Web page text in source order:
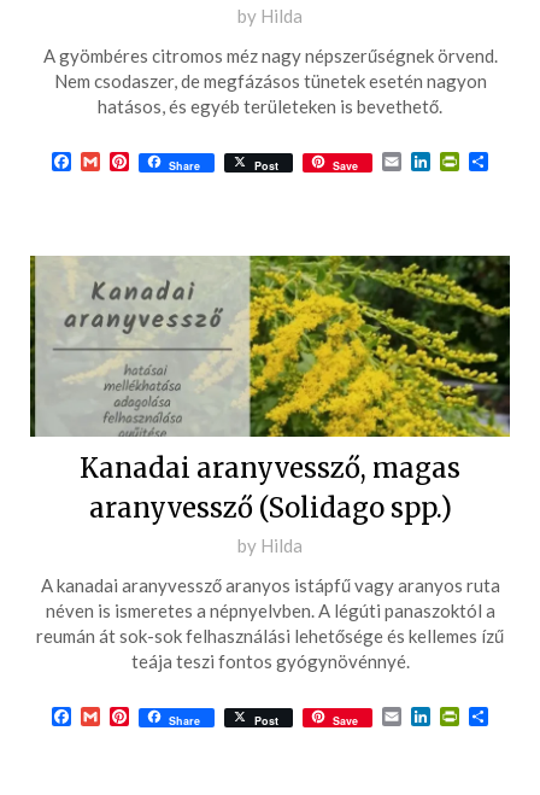
Posted
on
2017-
09-
by Hilda
A gyömbéres citromos méz nagy népszerűségnek örvend.
Nem csodaszer, de megfázásos tünetek esetén nagyon
hatásos, és egyéb területeken is bevethető.
Facebook
GmailPinterest
Share Post Save EmailLinkedIn
Kanadai aranyvessző, magas
aranyvessző (Solidago spp.)
Posted
2016-
10-
14
by Hilda
A kanadai aranyvessző aranyos istápfű vagy aranyos ruta
néven is ismeretes a népnyelvben. A légúti panaszoktól a
reumán át sok-sok felhasználási lehetősége és kellemes ízű
teája teszi fontos gyógynövénnyé.
Facebook
GmailPinterest
Share Post Save EmailLinkedIn